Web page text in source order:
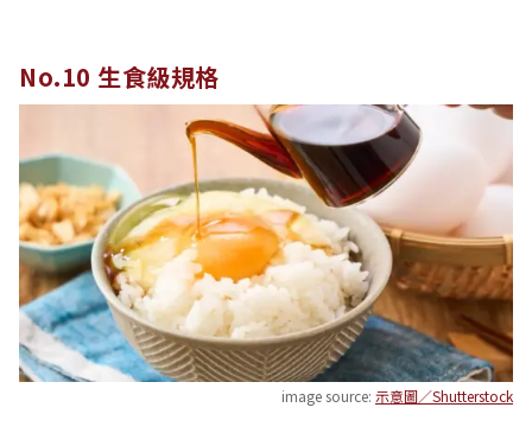
No.10 生食級規格
image source: 示意圖／Shutterstock